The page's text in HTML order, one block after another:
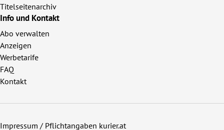
Titelseitenarchiv
Info und Kontakt
Abo verwalten
Anzeigen
Werbetarife
FAQ
Kontakt
Impressum / Pflichtangaben kurier.at